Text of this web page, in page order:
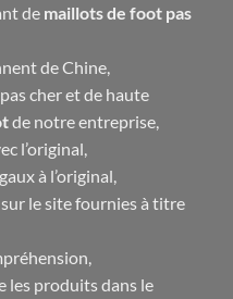
de maillots de foot pas
de Chine,
cher et de haute
de notre entreprise,
l’original,
à l’original,
sur le site fournies à titre
les produits dans le